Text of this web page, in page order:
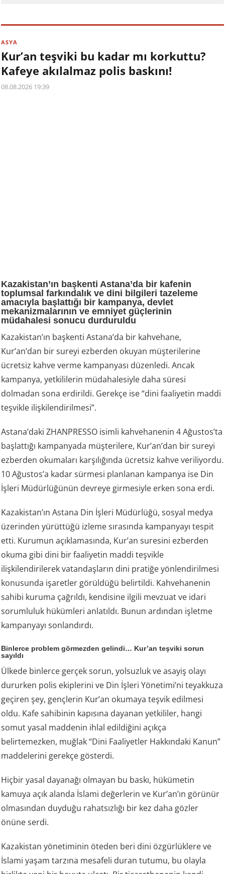
ASYA
Kur’an teşviki bu kadar mı korkuttu?
Kafeye akılalmaz polis baskını!
08.08.2026 19:39
Kazakistan’ın başkenti Astana’da bir kafenin
toplumsal farkındalık ve dini bilgileri tazeleme
amacıyla başlattığı bir kampanya, devlet
mekanizmalarının ve emniyet güçlerinin
müdahalesi sonucu durduruldu
Kazakistan’ın başkenti Astana’da bir kahvehane,
Kur’an’dan bir sureyi ezberden okuyan müşterilerine
ücretsiz kahve verme kampanyası düzenledi. Ancak
kampanya, yetkililerin müdahalesiyle daha süresi
dolmadan sona erdirildi. Gerekçe ise “dini faaliyetin maddi
teşvikle ilişkilendirilmesi”.
Astana’daki ZHANPRESSO isimli kahvehanenin 4 Ağustos’ta
başlattığı kampanyada müşterilere, Kur’an’dan bir sureyi
ezberden okumaları karşılığında ücretsiz kahve veriliyordu.
10 Ağustos’a kadar sürmesi planlanan kampanya ise Din
İşleri Müdürlüğünün devreye girmesiyle erken sona erdi.
Kazakistan’ın Astana Din İşleri Müdürlüğü, sosyal medya
üzerinden yürüttüğü izleme sırasında kampanyayı tespit
etti. Kurumun açıklamasında, Kur’an suresini ezberden
okuma gibi dini bir faaliyetin maddi teşvikle
ilişkilendirilerek vatandaşların dini pratiğe yönlendirilmesi
konusunda işaretler görüldüğü belirtildi. Kahvehanenin
sahibi kuruma çağrıldı, kendisine ilgili mevzuat ve idari
sorumluluk hükümleri anlatıldı. Bunun ardından işletme
kampanyayı sonlandırdı.
Binlerce problem görmezden gelindi… Kur’an teşviki sorun
sayıldı
Ülkede binlerce gerçek sorun, yolsuzluk ve asayiş olayı
dururken polis ekiplerini ve Din İşleri Yönetimi’ni teyakkuza
geçiren şey, gençlerin Kur’an okumaya teşvik edilmesi
oldu. Kafe sahibinin kapısına dayanan yetkililer, hangi
somut yasal maddenin ihlal edildiğini açıkça
belirtemezken, muğlak “Dini Faaliyetler Hakkındaki Kanun”
maddelerini gerekçe gösterdi.
Hiçbir yasal dayanağı olmayan bu baskı, hükümetin
kamuya açık alanda İslami değerlerin ve Kur’an’ın görünür
olmasından duyduğu rahatsızlığı bir kez daha gözler
önüne serdi.
Kazakistan yönetiminin öteden beri dini özgürlüklere ve
İslami yaşam tarzına mesafeli duran tutumu, bu olayla